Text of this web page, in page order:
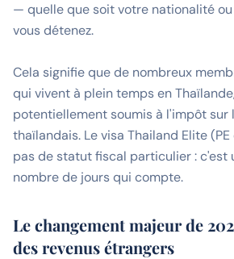
— quelle que soit votre nationalité
vous détenez.
Cela signifie que de nombreux
qui vivent à plein temps en
potentiellement soumis à l'impôt sur
thaïlandais. Le visa Thailand Elite
pas de statut fiscal particulier : c'est
nombre de jours qui compte.
Le changement majeur de
des revenus étrangers